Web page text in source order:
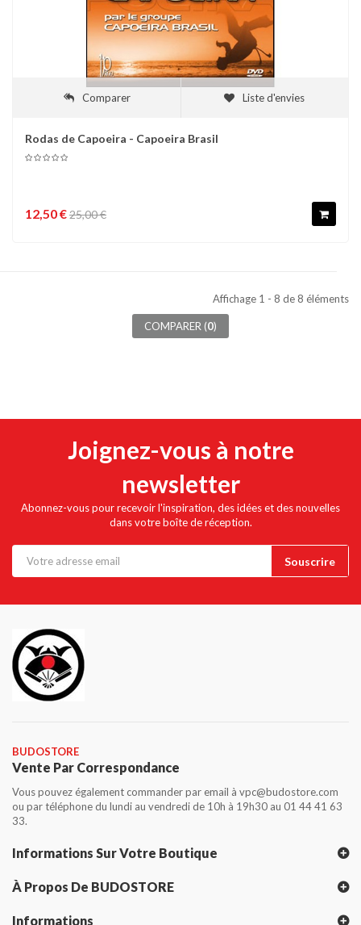
Comparer Liste d'envies
Rodas de Capoeira - Capoeira Brasil
12,50 €25,00 €
Affichage 1 - 8 de 8 éléments
COMPARER (0)
Joignez-vous à notre
newsletter
Abonnez-vous pour recevoir l'inspiration, des idées et des nouvelles
dans votre boîte de réception.
BUDOSTORE
Vente Par Correspondance
Vous pouvez également commander par email à vpc@budostore.com
ou par téléphone du lundi au vendredi de 10h à 19h30 au 01 44 41 63
33.
Informations Sur Votre Boutique
À Propos De BUDOSTORE
Informations